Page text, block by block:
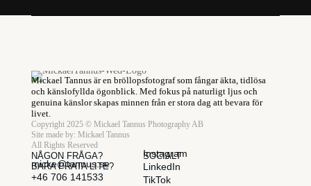
Mickael Tannus är en bröllopsfotograf som fångar äkta, tidlösa
och känslofyllda ögonblick. Med fokus på naturligt ljus och
genuina känslor skapas minnen från er stora dag att bevara för
livet.
Copyright 2025 © Mickael Tannus Photography AB
Site made by: Mickael Tannus
All Rights Reserved
NÅGON FRÅGA?
BARA PRATA LITE?
micke@tannus.se
+46 706 141533
SOCIALT
Instagram
LinkedIn
TikTok